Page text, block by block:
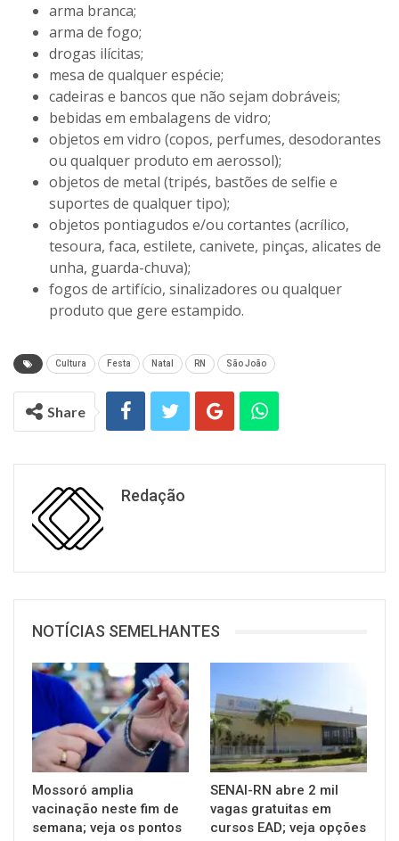
arma branca;
arma de fogo;
drogas ilícitas;
mesa de qualquer espécie;
cadeiras e bancos que não sejam dobráveis;
bebidas em embalagens de vidro;
objetos em vidro (copos, perfumes, desodorantes
ou qualquer produto em aerossol);
objetos de metal (tripés, bastões de selfie e
suportes de qualquer tipo);
objetos pontiagudos e/ou cortantes (acrílico,
tesoura, faca, estilete, canivete, pinças, alicates de
unha, guarda-chuva);
fogos de artifício, sinalizadores ou qualquer
produto que gere estampido.
Cultura Festa Natal RN São João
Share
Redação
NOTÍCIAS SEMELHANTES
Mossoró amplia
vacinação neste fim de
semana; veja os pontos
SENAI-RN abre 2 mil
vagas gratuitas em
cursos EAD; veja opções